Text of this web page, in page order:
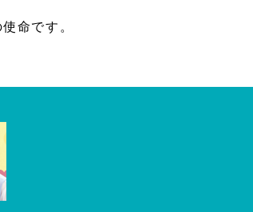
命です。